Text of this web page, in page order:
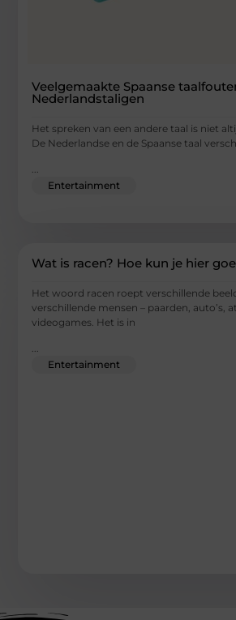
Veelgemaakte Spaanse
Nederlandstaligen
Het spreken van een andere taal is niet
De Nederlandse en de Spaanse taal
...
Entertainment
Wat is racen? Hoe kun je hier
Het woord racen roept verschillende
verschillende mensen – paarden, auto’s,
videogames. Het is in
...
Entertainment